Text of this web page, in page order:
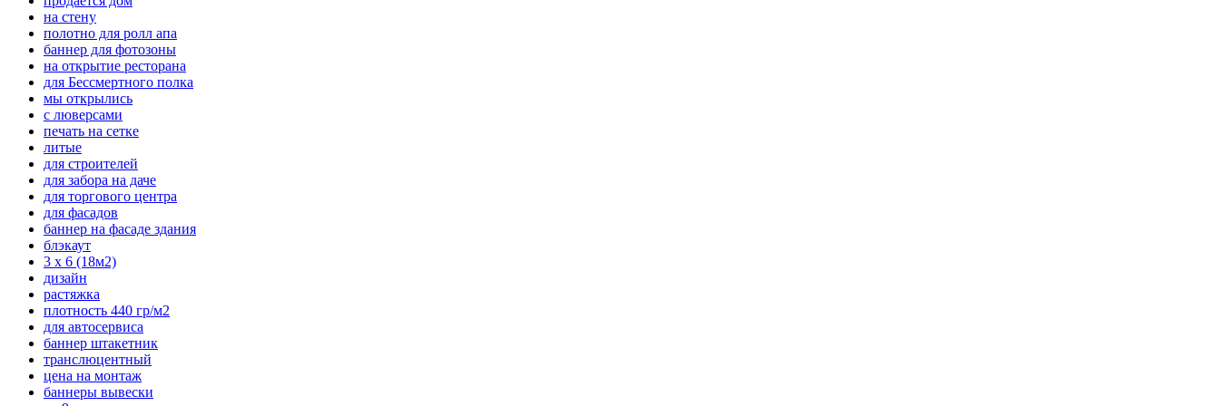
на стену
полотно для ролл апа
баннер для фотозоны
на открытие ресторана
для Бессмертного полка
мы открылись
с люверсами
печать на сетке
литые
для строителей
для забора на даче
для торгового центра
для фасадов
баннер на фасаде здания
блэкаут
3 х 6 (18м2)
дизайн
растяжка
плотность 440 гр/м2
для автосервиса
баннер штакетник
транслюцентный
цена на монтаж
баннеры вывески